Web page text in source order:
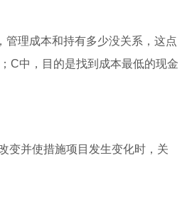
理成本和持有多少没关系，这点
C中，目的是找到成本最低的现金
变并使措施项目发生变化时，关